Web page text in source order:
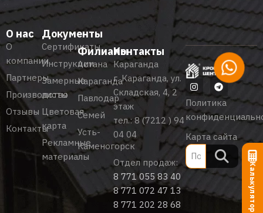
О нас
О
компании
Партнеры
Производство
Отзывы
Контакты
Документы
Сертификаты
Инструкции
Замерные
листы
Цветовая
карта
Рекламные
материалы
Филиалы
Астана
Караганда
Павлодар
Семей
Усть-
Каменогорск
Контакты
Караганда
г. Караганда, ул.
Складская, 4, 2
этаж
тел.:8 (7212 ) 94
04 04
Отдел продаж:
8 771 055 83 40
8 771 072 47 13
8 771 202 28 68
Политика
Карта сайта
Калькулятор